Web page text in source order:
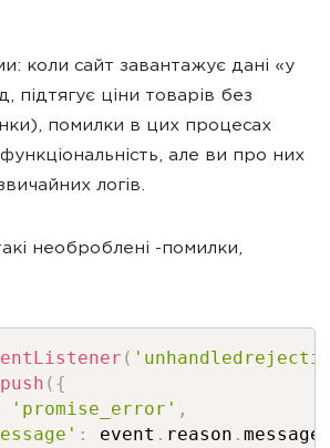
коли сайт завантажує дані «у
підтягує ціни товарів без
помилки в цих процесах
але ви про них
логів.
необроблені -помилки,
(
push ( {
'promise_error' ,
: event . reason .